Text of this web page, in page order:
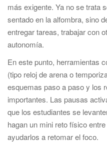
más exigente. Ya no se trata
sentado en la alfombra, sino
entregar tareas, trabajar con
autonomía.
En este punto, herramientas
(tipo reloj de arena o
esquemas paso a paso y los
importantes. Las pausas
que los estudiantes se
hagan un mini reto físico
ayudarlos a retomar el foco.